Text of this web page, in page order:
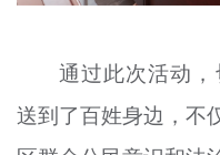
通过此次活动
送到了百姓身边，不